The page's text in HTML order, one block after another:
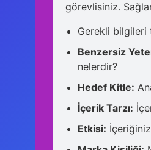
görevlisiniz.
Gerekli bilgileri
Benzersiz
nelerdir?
Hedef Kitle:
İçerik Tarzı:
Etkisi: